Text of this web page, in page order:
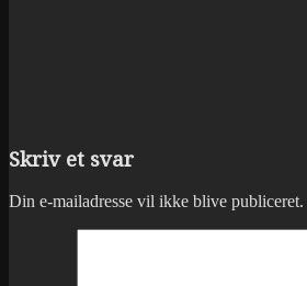
Skriv et svar
Din e-mailadresse vil ikke blive publiceret.